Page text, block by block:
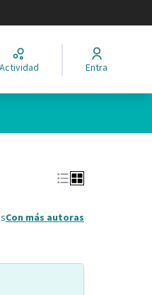
Actividad Entra
Con más autoras